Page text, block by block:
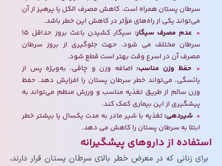
سرطان پستان همراه است. کاهش مصرف الکل یا پرهیز از آن
می‌تواند یکی از راه‌های مؤثر در کاهش این خطر باشد.
عدم مصرف سیگار:
سیگار کشیدن باعث بروز حداقل ۱۵
سرطان مختلف می شود. حهت جلوگیری از بروز سرطان
مصرف آن در اسرع وقت بهتر است قطع شود.
حفظ وزن مناسب: اضافه وزن و چاقی، به‌ویژه پس از
یائسگی، می‌تواند خطر سرطان پستان را افزایش دهد. حفظ
وزن سالم از طریق تغذیه مناسب و ورزش منظم می‌تواند به
پیشگیری از این بیماری کمک کند.
شیردهی:تغذیه با شیر مادر به مدت یکسال یا بیشتر خطر
ابتلا به سرطان پستان را کاهش می دهد.
استفاده از داروهای پیشگیرانه
برای زنانی که در معرض خطر بالای سرطان پستان قرار دارند،